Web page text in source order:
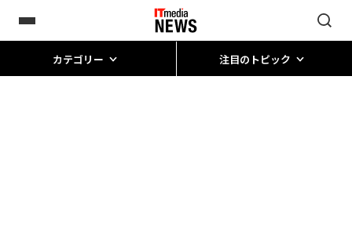
カテゴリー 注目のトピック